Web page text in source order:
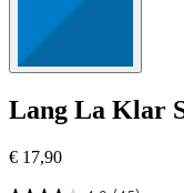
Lang La Klar
€ 17,90